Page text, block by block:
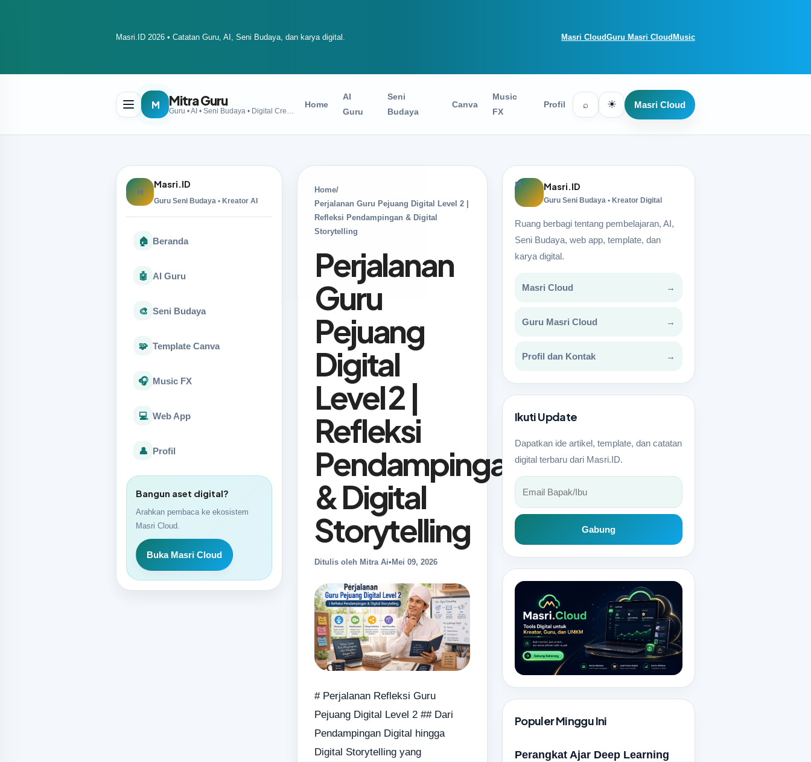
Masri.ID 2026 • Catatan Guru, AI, Seni Budaya, dan karya digital. Masri CloudGuru Masri Cloud Music
M Mitra Guru
Guru • AI • Seni Budaya • Digital Creator
Home
AI
Guru
Seni
Budaya
Canva
Music
FX
Profil ⌕ ☀ Masri Cloud
M
Masri.ID
Guru Seni Budaya • Kreator AI
🏠 Beranda
🤖 AI Guru
🎨 Seni Budaya
🧩 Template Canva
🎧 Music FX
💻 Web App
👤 Profil
Bangun aset digital?
Arahkan pembaca ke ekosistem
Masri Cloud.
Buka Masri Cloud
Home/
Perjalanan Guru Pejuang Digital Level 2 |
Refleksi Pendampingan & Digital
Storytelling
Perjalanan
Guru
Pejuang
Digital
Level 2 |
Refleksi
Pendampingan
& Digital
Storytelling
Ditulis oleh Mitra Ai• Mei 09, 2026
# Perjalanan Refleksi Guru
Pejuang Digital Level 2 ## Dari
Pendampingan Digital hingga
Digital Storytelling yang
M Masri.ID
Guru Seni Budaya • Kreator Digital
Ruang berbagi tentang pembelajaran, AI,
Seni Budaya, web app, template, dan
karya digital.
Masri Cloud →
Guru Masri Cloud →
Profil dan Kontak →
Ikuti Update
Dapatkan ide artikel, template, dan catatan
digital terbaru dari Masri.ID.
Gabung
Populer Minggu Ini
Perangkat Ajar Deep Learning